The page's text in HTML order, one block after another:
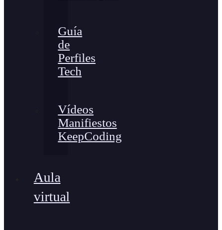
Guía
de
Perfiles
Tech
Vídeos
Manifiestos
KeepCoding
Aula
virtual